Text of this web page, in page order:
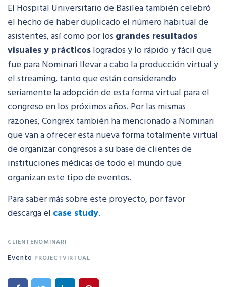
El Hospital Universitario de Basilea también celebró
el hecho de haber duplicado el número habitual de
asistentes, así como por los grandes resultados
visuales y prácticoslogrados y lo rápido y fácil que
fue para Nominari llevar a cabo la producción virtual y
el streaming, tanto que están considerando
seriamente la adopción de esta forma virtual para el
congreso en los próximos años. Por las mismas
razones, Congrex también ha mencionado a Nominari
que van a ofrecer esta nueva forma totalmente virtual
de organizar congresos a su base de clientes de
instituciones médicas de todo el mundo que
organizan este tipo de eventos.
Para saber más sobre este proyecto, por favor
descarga el case study.
CLIENTENOMINARI
Evento PROJECTVIRTUAL